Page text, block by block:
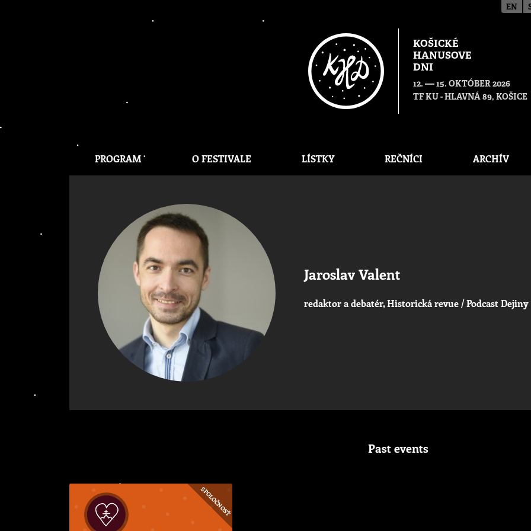
KOŠICKÉ
HANUSOVE
DNI
12. — 15. OKTÓBER 2026
TF KU - HLAVNÁ 89, KOŠICE
PROGRAM O FESTIVALE LÍSTKY REČNÍCI ARCHÍV
Jaroslav Valent
redaktor a debatér, Historická revue / Podcast
Past events
SPOLOČNOSŤ
EN